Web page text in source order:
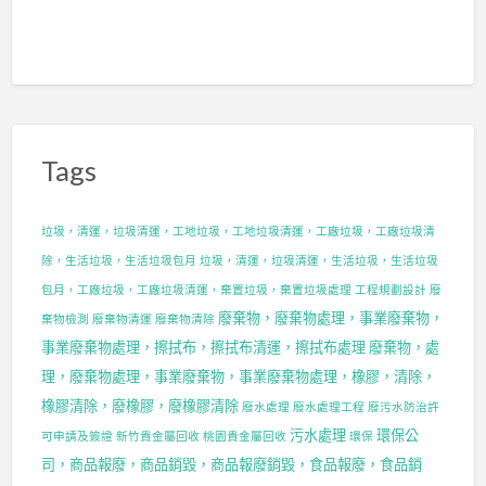
Tags
垃圾，清運，垃圾清運，工地垃圾，工地垃圾清運，工廠垃圾，工廠垃圾清
除，生活垃圾，生活垃圾包月 垃圾，清運，垃圾清運，生活垃圾，生活垃圾
包月，工廠垃圾，工廠垃圾清運，棄置垃圾，棄置垃圾處理 工程規劃設計 廢
棄物檢測 廢棄物清運 廢棄物清除 廢棄物，廢棄物處理，事業廢棄物，
事業廢棄物處理，擦拭布，擦拭布清運，擦拭布處理 廢棄物，處
理，廢棄物處理，事業廢棄物，事業廢棄物處理，橡膠，清除，
橡膠清除，廢橡膠，廢橡膠清除 廢水處理 廢水處理工程 廢污水防治許
可申請及簽證 新竹貴金屬回收 桃園貴金屬回收 污水處理 環保 環保公
司，商品報廢，商品銷毀，商品報廢銷毀，食品報廢，食品銷